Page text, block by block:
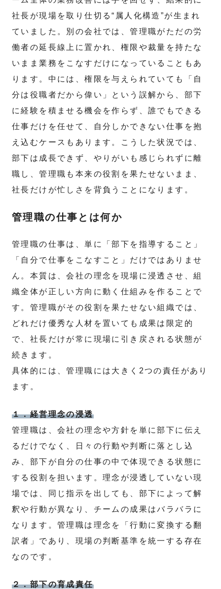
社長が現場を取り仕切る“属人化構造”が生まれ
ていました。別の会社では、管理職がただの労
働者の延長線上に置かれ、権限や裁量を持たな
いまま業務をこなすだけになっていることもあ
ります。中には、権限を与えられていても「自
分は役職者だから偉い」という誤解から、部下
に経験を積ませる機会を作らず、誰でもできる
仕事だけを任せて、自分しかできない仕事を抱
え込むケースもあります。こうした状況では、
部下は成長できず、やりがいも感じられずに離
職し、管理職も本来の役割を果たせないまま、
社長だけが忙しさを背負うことになります。
管理職の仕事とは何か
管理職の仕事は、単に「部下を指導すること」
「自分で仕事をこなすこと」だけではありませ
ん。本質は、会社の理念を現場に浸透させ、組
織全体が正しい方向に動く仕組みを作ることで
す。管理職がその役割を果たせない組織では、
どれだけ優秀な人材を置いても成果は限定的
で、社長だけが常に現場に引き戻される状態が
続きます。
具体的には、管理職には大きく2つの責任があり
ます。
１．経営理念の浸透
管理職は、会社の理念や方針を単に部下に伝え
るだけでなく、日々の行動や判断に落とし込
み、部下が自分の仕事の中で体現できる状態に
する役割を担います。理念が浸透していない現
場では、同じ指示を出しても、部下によって解
釈や行動が異なり、チームの成果はバラバラに
なります。管理職は理念を「行動に変換する翻
訳者」であり、現場の判断基準を統一する存在
なのです。
２．部下の育成責任